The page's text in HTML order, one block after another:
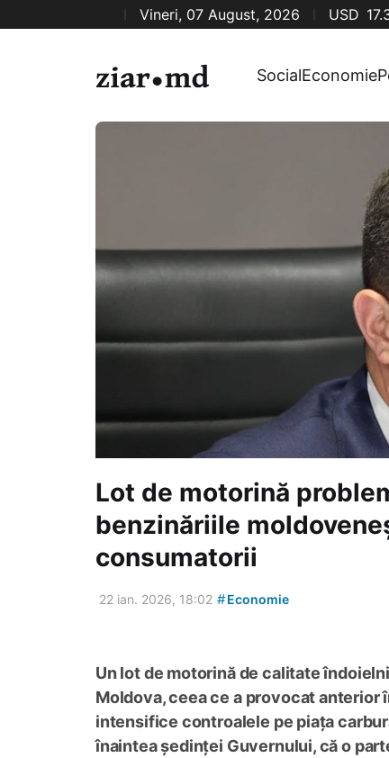
Vineri, 07 August, 2026 USD
SocialEconomie
Lot de motorină
benzinăriile
consumatorii
22 ian. 2026, 18:02 #Economie
Un lot de motorină de calitate
Moldova, ceea ce a provocat
intensifice controalele pe piața
înaintea ședinței Guvernului, că o